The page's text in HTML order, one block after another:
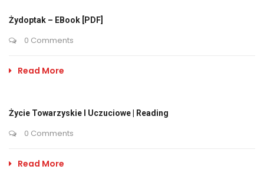
Żydoptak – EBook [PDF]
0 Comments
Read More
Życie Towarzyskie I Uczuciowe | Reading
0 Comments
Read More